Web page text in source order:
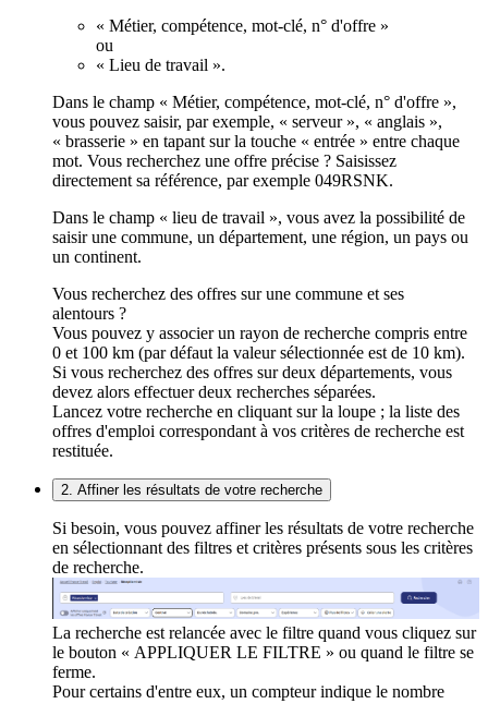
« Métier, compétence, mot-clé, n° d'offre »
ou
« Lieu de travail ».
Dans le champ « Métier, compétence, mot-clé, n° d'offre »,
vous pouvez saisir, par exemple, « serveur », « anglais »,
« brasserie » en tapant sur la touche « entrée » entre chaque
mot. Vous recherchez une offre précise ? Saisissez
directement sa référence, par exemple 049RSNK.
Dans le champ « lieu de travail », vous avez la possibilité de
saisir une commune, un département, une région, un pays ou
un continent.
Vous recherchez des offres sur une commune et ses
alentours ?
Vous pouvez y associer un rayon de recherche compris entre
0 et 100 km (par défaut la valeur sélectionnée est de 10 km).
Si vous recherchez des offres sur deux départements, vous
devez alors effectuer deux recherches séparées.
Lancez votre recherche en cliquant sur la loupe ; la liste des
offres d'emploi correspondant à vos critères de recherche est
restituée.
2. Affiner les résultats de votre recherche
Si besoin, vous pouvez affiner les résultats de votre recherche
en sélectionnant des filtres et critères présents sous les critères
de recherche.
La recherche est relancée avec le filtre quand vous cliquez sur
le bouton « APPLIQUER LE FILTRE » ou quand le filtre se
ferme.
Pour certains d'entre eux, un compteur indique le nombre